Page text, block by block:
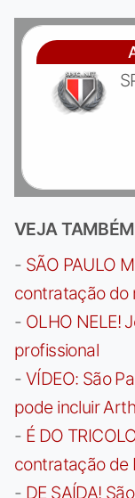
VEJA TAMBÉM
- SÃO PAULO
contratação do
- OLHO NELE!
profissional
- VÍDEO: São
pode incluir
- É DO
contratação de
- DE SAÍDA!